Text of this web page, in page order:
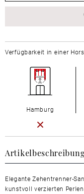
Elegante Zehentrenner-
kunstvoll verzierten
Verfügbarkeit in einer
Hamburg